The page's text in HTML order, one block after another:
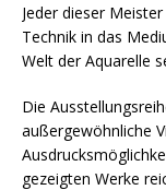
Jeder dieser
Technik in das
Welt der Aquarelle
Die
außergewöhnliche
gezeigten Werke